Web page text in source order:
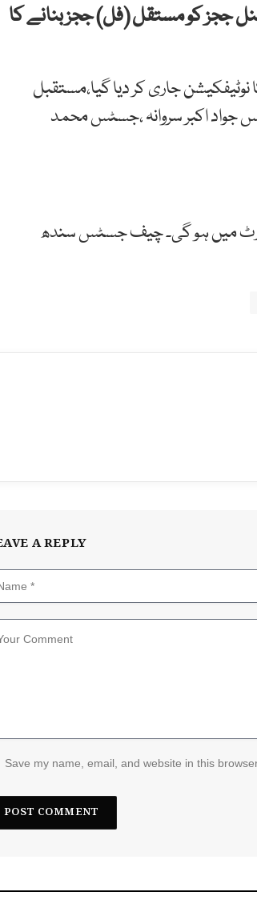
علی زرداری نےسندھ ہائی کورٹ کے 6 ایڈیشنل ججز کو مستقل (فل) ججز بنانے کا
ججز کے مستقل ہونے کا نوٹیفکیشن جاری کر دیا گیا،مستقبل
جواد اکبر سروانہ ،جسٹس محمد
13 اپریل کو سندھ ہائی کورٹ میں ہو گی۔ چیف جسٹس سندھ
A REPLY
Save my name, email, and website in this